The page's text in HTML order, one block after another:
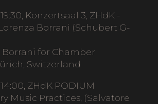
Konzertsaal 3, ZHdK -
Borrani (Schubert G-
for Chamber
Switzerland
ZHdK PODIUM
Music Practices, (Salvatore